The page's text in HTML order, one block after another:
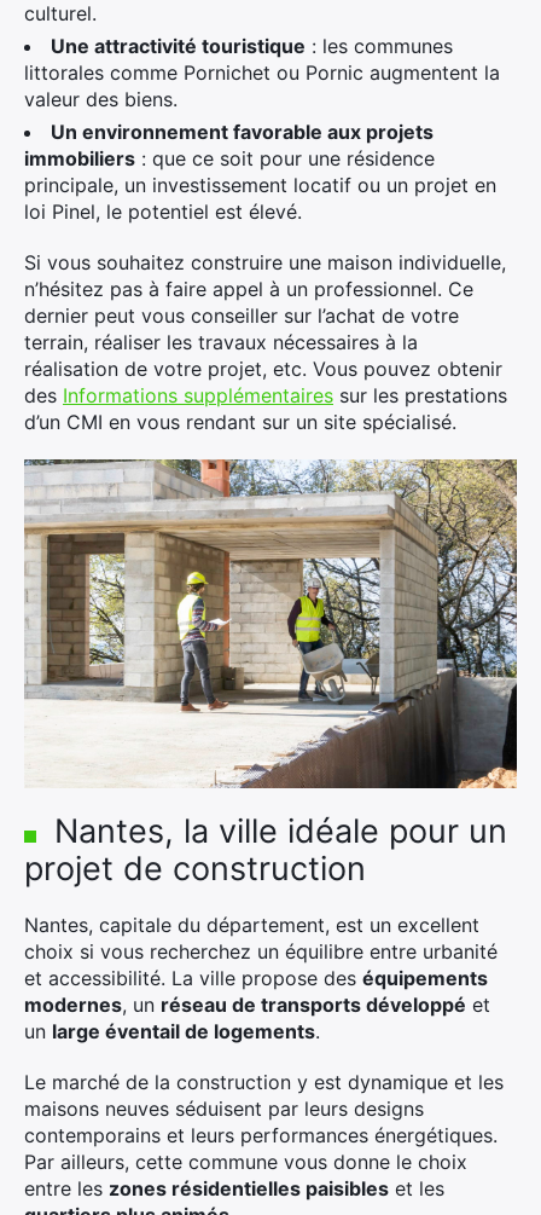
culturel.
Une attractivité touristique : les communes
littorales comme Pornichet ou Pornic augmentent la
valeur des biens.
Un environnement favorable aux projets
immobiliers : que ce soit pour une résidence
principale, un investissement locatif ou un projet en
loi Pinel, le potentiel est élevé.
Si vous souhaitez construire une maison individuelle,
n’hésitez pas à faire appel à un professionnel. Ce
dernier peut vous conseiller sur l’achat de votre
terrain, réaliser les travaux nécessaires à la
réalisation de votre projet, etc. Vous pouvez obtenir
des Informations supplémentaires sur les prestations
d’un CMI en vous rendant sur un site spécialisé.
Nantes, la ville idéale pour un
projet de construction
Nantes, capitale du département, est un excellent
choix si vous recherchez un équilibre entre urbanité
et accessibilité. La ville propose des équipements
modernes, un réseau de transports développé et
un large éventail de logements.
Le marché de la construction y est dynamique et les
maisons neuves séduisent par leurs designs
contemporains et leurs performances énergétiques.
Par ailleurs, cette commune vous donne le choix
entre les zones résidentielles paisibles et les